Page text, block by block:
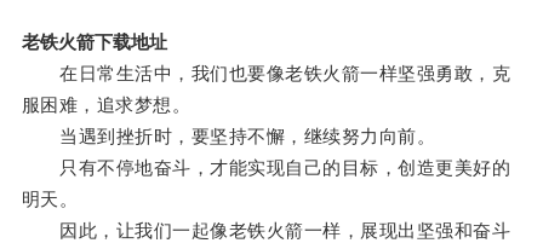
老铁火箭下载地址
在日常生活中，我们也要像老铁火箭一样坚强勇敢，克
服困难，追求梦想。
当遇到挫折时，要坚持不懈，继续努力向前。
只有不停地奋斗，才能实现自己的目标，创造更美好的
明天。
因此，让我们一起像老铁火箭一样，展现出坚强和奋斗